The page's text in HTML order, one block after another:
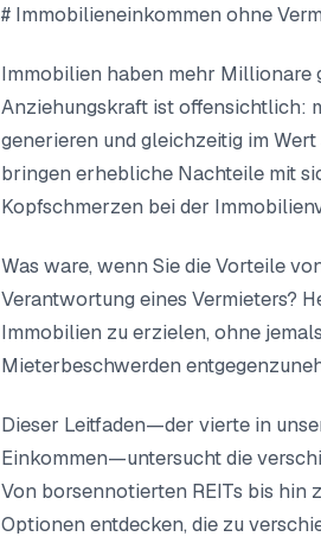
# Immobilieneinkommen ohne
Immobilien haben mehr Millionare
Anziehungskraft ist offensichtlich:
generieren und gleichzeitig im
bringen erhebliche Nachteile mit
Kopfschmerzen bei der
Was ware, wenn Sie die Vorteile
Verantwortung eines Vermieters?
Immobilien zu erzielen, ohne
Mieterbeschwerden
Dieser Leitfaden—der vierte in
Einkommen—untersucht die
Von borsennotierten REITs bis
Optionen entdecken, die zu